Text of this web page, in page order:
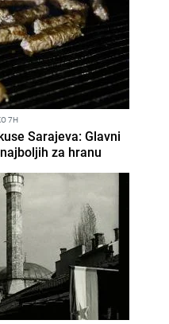
7H
Sarajeva: Glavni
za hranu